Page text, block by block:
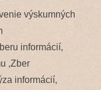
výskumných
informácií,
,Zber
informácií,